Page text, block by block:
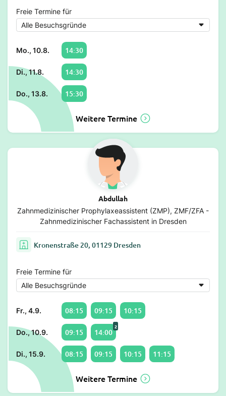
Freie Termine für
Mo., 10.8. 14:30
Di., 11.8. 14:30
Do., 13.8. 15:30
Weitere Termine
Abdullah
Zahnmedizinischer Prophylaxeassistent (ZMP), ZMF/ZFA -
Zahnmedizinischer Fachassistent in Dresden
Kronenstraße 20, 01129 Dresden
Freie Termine für
Fr., 4.9. 08:15 09:15 10:15
Do., 10.9. 09:15 14:00
2
Di., 15.9. 08:15 09:15 10:15 11:15
Weitere Termine